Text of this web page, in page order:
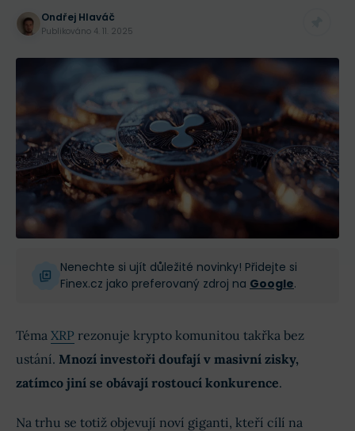
Ondřej Hlaváč
Publikováno 4. 11. 2025
Nenechte si ujít důležité novinky! Přidejte si
Finex.cz jako preferovaný zdroj na Google.
Téma XRP rezonuje krypto komunitou takřka bez
ustání. Mnozí investoři doufají v masivní zisky,
zatímco jiní se obávají rostoucí konkurence.
Na trhu se totiž objevují noví giganti, kteří cílí na